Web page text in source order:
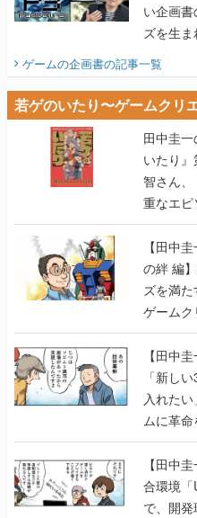
い企画書
ズを生
ゲームの企画書の記事一覧
若ゲのいたり〜ゲームクリ
田中圭
いたり
智さん
重なエ
【田中圭
の絆 編
ズを満
ゲームク
【若ゲ
【田中
「新し
入れた
ムに革
のいたり
【田中
合環境
で、開